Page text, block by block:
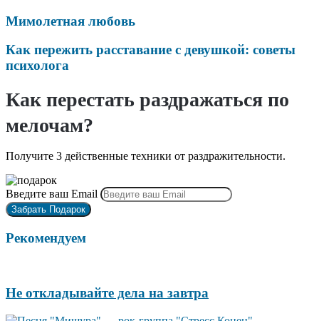
Мимолетная любовь
Как пережить расставание с девушкой: советы
психолога
Как перестать раздражаться по
мелочам?
Получите 3 действенные техники от раздражительности.
Введите ваш Email
Рекомендуем
Не откладывайте дела на завтра